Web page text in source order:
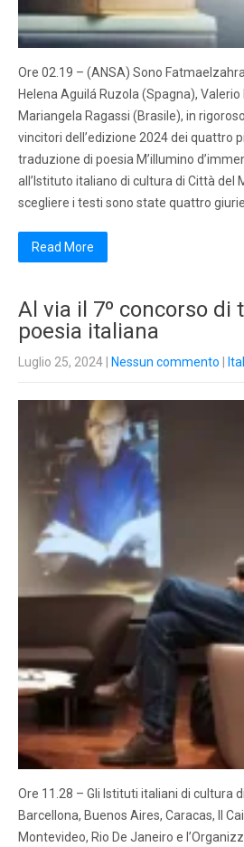
Ore 02.19 – (ANSA) Sono
Helena Aguilá Ruzola (Spagna),
Mariangela Ragassi (Brasile), in
vincitori dell’edizione 2024 dei quattro
traduzione di poesia M’illumino
all’Istituto italiano di cultura di Città del
scegliere i testi sono state quattro
Read More
Al via il 7º concorso di
poesia italiana
Luglio 25, 2024 Nessun commento
Ore 11.28 – Gli Istituti italiani di cultura
Barcellona, Buenos Aires, Caracas, Il
Montevideo, Rio De Janeiro e